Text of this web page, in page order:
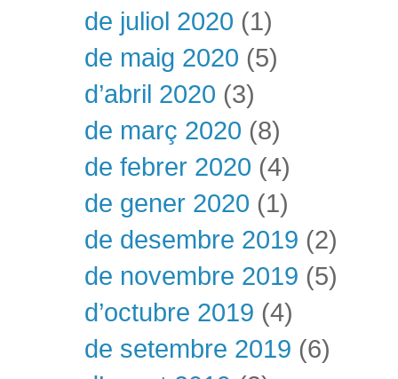
de juliol 2020 (1)
de maig 2020 (5)
d’abril 2020 (3)
de març 2020 (8)
de febrer 2020 (4)
de gener 2020 (1)
de desembre 2019 (2)
de novembre 2019 (5)
d’octubre 2019 (4)
de setembre 2019 (6)